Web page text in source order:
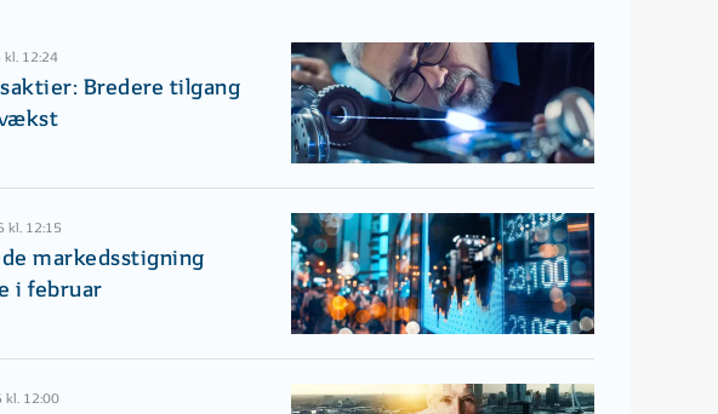
kl. 12:24
Bredere tilgang
kl. 12:15
markedsstigning
i februar
kl. 12:00